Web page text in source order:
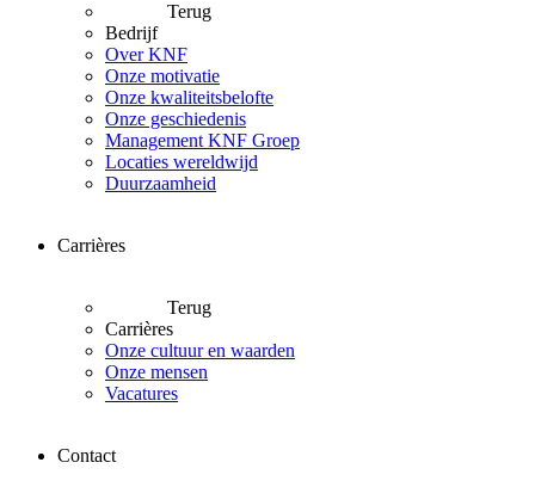
Terug
Bedrijf
Over KNF
Onze motivatie
Onze kwaliteitsbelofte
Onze geschiedenis
Management KNF Groep
Locaties wereldwijd
Duurzaamheid
Carrières
Terug
Carrières
Onze cultuur en waarden
Onze mensen
Vacatures
Contact